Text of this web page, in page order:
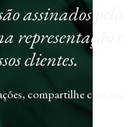
assinados
representação
clientes.
compartilhe com